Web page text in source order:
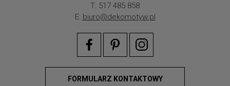
T: 517 485 858
E: biuro@dekomotyw.pl
FORMULARZ KONTAKTOWY